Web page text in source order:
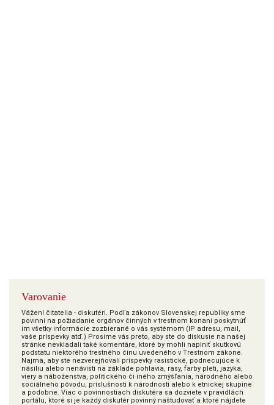
Varovanie
Vážení čitatelia - diskutéri. Podľa zákonov Slovenskej republiky sme
povinní na požiadanie orgánov činných v trestnom konaní poskytnúť
im všetky informácie zozbierané o vás systémom (IP adresu, mail,
vaše príspevky atď.) Prosíme vás preto, aby ste do diskusie na našej
stránke nevkladali také komentáre, ktoré by mohli naplniť skutkovú
podstatu niektorého trestného činu uvedeného v Trestnom zákone.
Najmä, aby ste nezverejňovali príspevky rasistické, podnecujúce k
násiliu alebo nenávisti na základe pohlavia, rasy, farby pleti, jazyka,
viery a náboženstva, politického či iného zmýšľania, národného alebo
sociálneho pôvodu, príslušnosti k národnosti alebo k etnickej skupine
a podobne. Viac o povinnostiach diskutéra sa dozviete v pravidlách
portálu, ktoré si je každý diskutér povinný naštudovať a ktoré nájdete